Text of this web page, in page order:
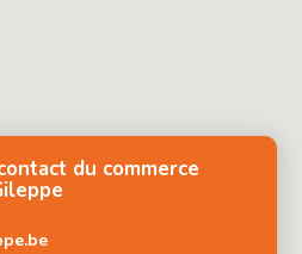
du commerce